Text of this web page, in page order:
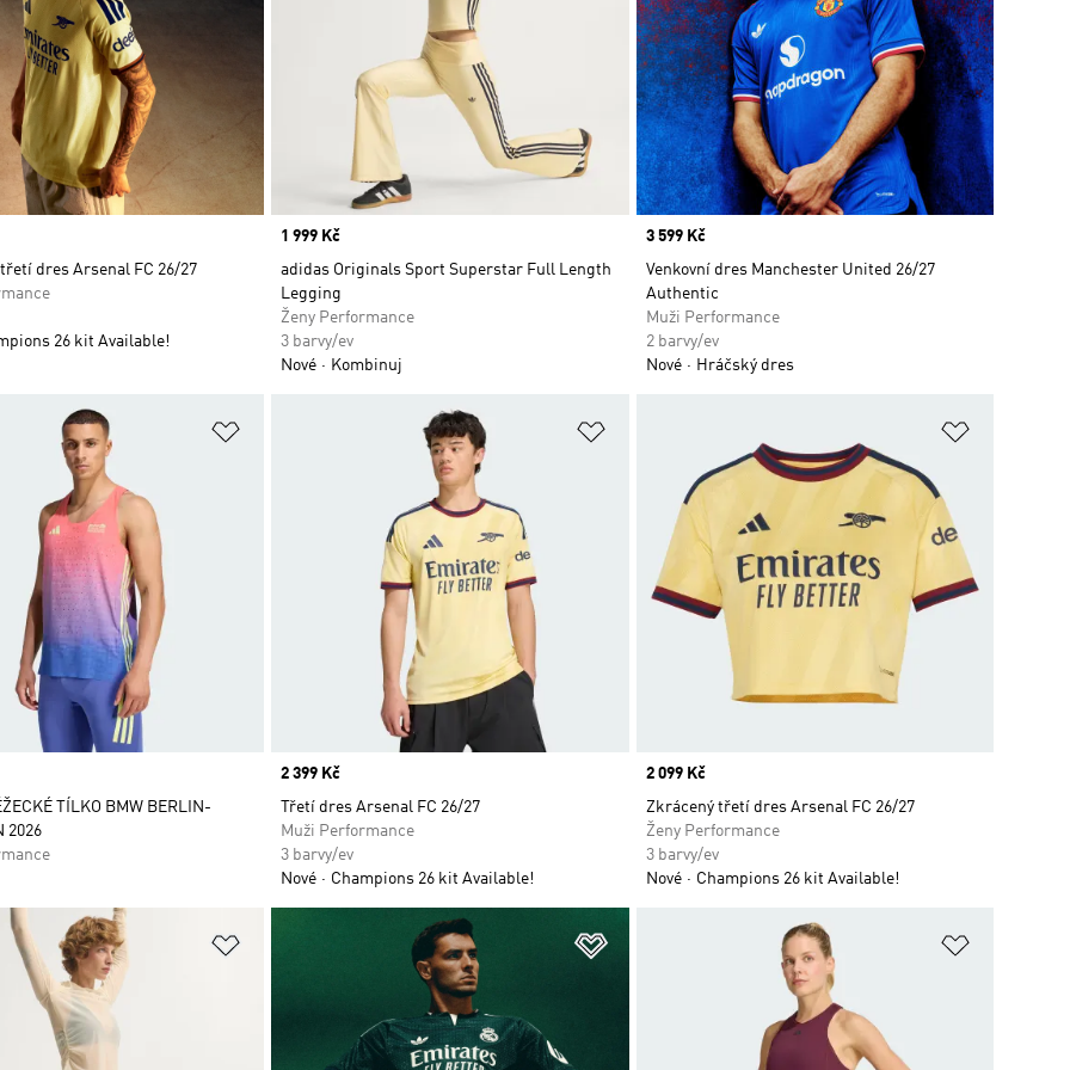
dres Arsenal FC 26/27
26 kit Available!
Price
1 999 Kč
adidas Originals Sport Superstar Full Length
Legging
Ženy Performance
3 barvy/ev
Nové
Kombinuj
Price
3 599 Kč
Venkovní dres Manchester United 26/27
Authentic
Muži Performance
2 barvy/ev
Nové
Hráčský dres
přání Přidat do seznamu přání
TÍLKO BMW BERLIN-
2026
Price
2 399 Kč
Třetí dres Arsenal FC 26/27
Muži Performance
3 barvy/ev
Nové
Champions 26 kit Available!
Price
2 099 Kč
Zkrácený třetí dres Arsenal FC 26/27
Ženy Performance
3 barvy/ev
Nové
Champions 26 kit Available!
přání Přidat do seznamu přání Přidat do seznamu přání